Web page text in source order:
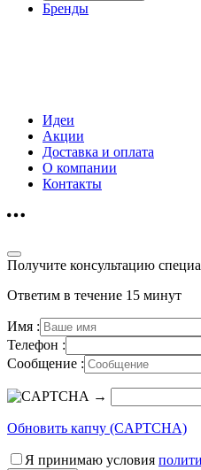
Бренды
Идеи
Акции
Доставка и оплата
О компании
Контакты
Получите консультацию
Ответим в течение 15 минут
Имя :
Телефон :
Сообщение :
→
Обновить капчу (CAPTCHA)
Я принимаю условия